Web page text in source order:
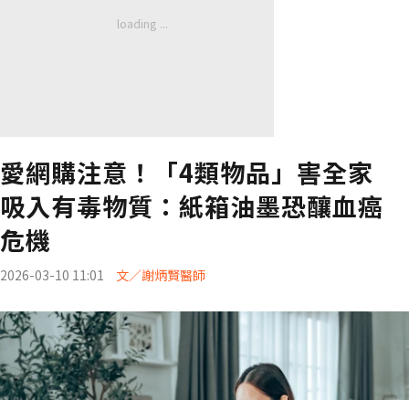
愛網購注意！「4類物品」害全家
吸入有毒物質：紙箱油墨恐釀血癌
危機
2026-03-10 11:01 文／謝炳賢醫師